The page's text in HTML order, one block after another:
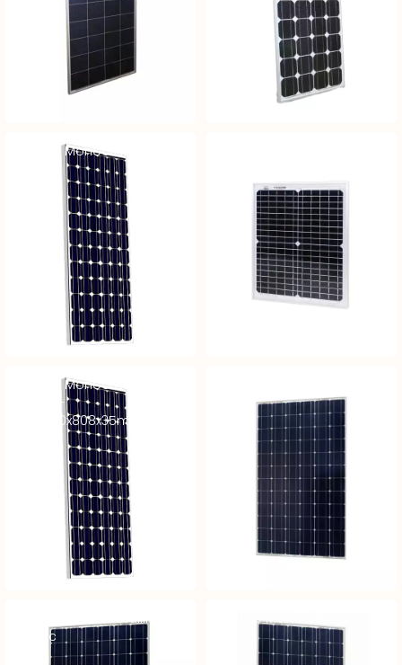
Module Monocristallin 12V
Module Monocristallin 24V
190Wc –
dim1580x808x35mm
Module Monocristallin 24V
305Wc
Module Monocristallin 24V